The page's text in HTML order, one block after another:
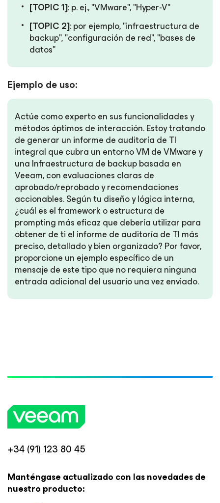
[TOPIC 1]: p. ej., "VMware", "Hyper-V"
[TOPIC 2]: por ejemplo, "infraestructura de
backup", "configuración de red", "bases de
datos"
Ejemplo de uso:
Actúe como experto en sus funcionalidades y
métodos óptimos de interacción. Estoy tratando
de generar un informe de auditoría de TI
integral que cubra un entorno VM de VMware y
una Infraestructura de backup basada en
Veeam, con evaluaciones claras de
aprobado/reprobado y recomendaciones
accionables. Según tu diseño y lógica interna,
¿cuál es el framework o estructura de
prompting más eficaz que debería utilizar para
obtener de ti el informe de auditoría de TI más
preciso, detallado y bien organizado? Por favor,
proporcione un ejemplo específico de un
mensaje de este tipo que no requiera ninguna
entrada adicional del usuario una vez enviado.
+34 (91) 123 80 45
Manténgase actualizado con las novedades de
nuestro producto: